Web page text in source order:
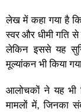
लेख में कहा गया है
स्वर और धीमी गति
लेकिन इससे यह
मूल्यांकन भी किया
आलोचकों ने यह भी
मामलों में, जिनका